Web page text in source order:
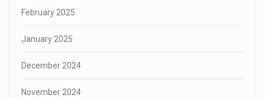
February 2025
January 2025
December 2024
November 2024